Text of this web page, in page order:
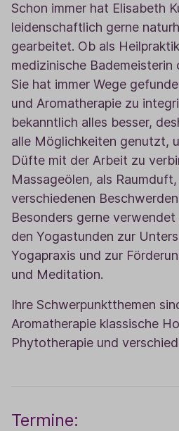
Schon immer hat Elisabeth
leidenschaftlich gerne
gearbeitet. Ob als
medizinische Bademeisterin
Sie hat immer Wege
und Aromatherapie zu
bekanntlich alles besser,
alle Möglichkeiten genutzt,
Düfte mit der Arbeit zu
Massageölen, als
verschiedenen
Besonders gerne verwendet
den Yogastunden zur
Yogapraxis und zur
und Meditation.
Ihre Schwerpunktthemen
Aromatherapie klassische
Phytotherapie und
Termine: